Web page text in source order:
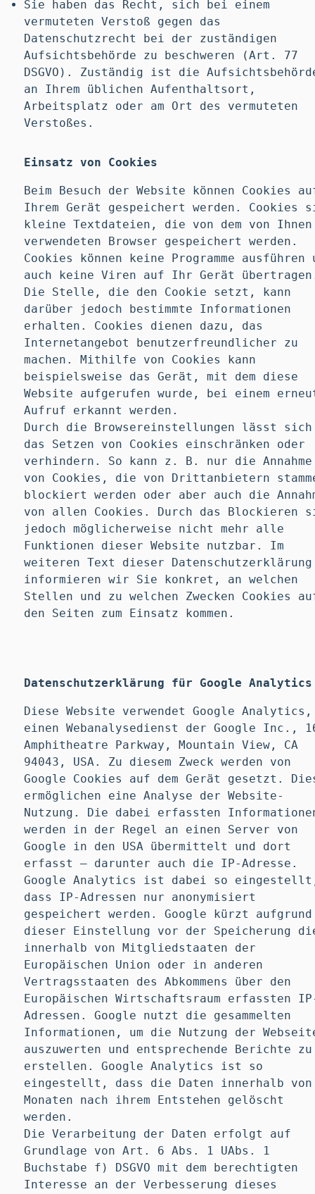
Sie haben das Recht, sich bei einem
vermuteten Verstoß gegen das
Datenschutzrecht bei der zuständigen
Aufsichtsbehörde zu beschweren (Art. 77
DSGVO). Zuständig ist die
an Ihrem üblichen Aufenthaltsort,
Arbeitsplatz oder am Ort des vermuteten
Verstoßes.
Einsatz von Cookies
Beim Besuch der Website können Cookies
Ihrem Gerät gespeichert werden. Cookies
kleine Textdateien, die von dem von Ihnen
verwendeten Browser gespeichert werden.
Cookies können keine Programme ausführen
auch keine Viren auf Ihr Gerät
Die Stelle, die den Cookie setzt, kann
darüber jedoch bestimmte Informationen
erhalten. Cookies dienen dazu, das
Internetangebot benutzerfreundlicher zu
machen. Mithilfe von Cookies kann
beispielsweise das Gerät, mit dem diese
Website aufgerufen wurde, bei einem
Aufruf erkannt werden.
Durch die Browsereinstellungen lässt sich
das Setzen von Cookies einschränken oder
verhindern. So kann z. B. nur die Annahme
von Cookies, die von Drittanbietern
blockiert werden oder aber auch die
von allen Cookies. Durch das Blockieren
jedoch möglicherweise nicht mehr alle
Funktionen dieser Website nutzbar. Im
weiteren Text dieser Datenschutzerklärung
informieren wir Sie konkret, an welchen
Stellen und zu welchen Zwecken Cookies
den Seiten zum Einsatz kommen.
Datenschutzerklärung für Google Analytics
Diese Website verwendet Google Analytics,
einen Webanalysedienst der Google Inc.,
Amphitheatre Parkway, Mountain View, CA
94043, USA. Zu diesem Zweck werden von
Google Cookies auf dem Gerät gesetzt.
ermöglichen eine Analyse der Website-
Nutzung. Die dabei erfassten
werden in der Regel an einen Server von
Google in den USA übermittelt und dort
erfasst – darunter auch die IP-Adresse.
Google Analytics ist dabei so
dass IP-Adressen nur anonymisiert
gespeichert werden. Google kürzt aufgrund
dieser Einstellung vor der Speicherung
innerhalb von Mitgliedstaaten der
Europäischen Union oder in anderen
Vertragsstaaten des Abkommens über den
Europäischen Wirtschaftsraum erfassten
Adressen. Google nutzt die gesammelten
Informationen, um die Nutzung der
auszuwerten und entsprechende Berichte zu
erstellen. Google Analytics ist so
eingestellt, dass die Daten innerhalb von
Monaten nach ihrem Entstehen gelöscht
werden.
Die Verarbeitung der Daten erfolgt auf
Grundlage von Art. 6 Abs. 1 UAbs. 1
Buchstabe f) DSGVO mit dem berechtigten
Interesse an der Verbesserung dieses